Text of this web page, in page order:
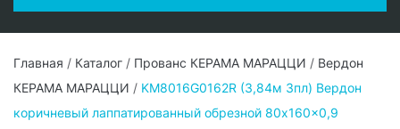
Главная / Каталог / Прованс КЕРАМА МАРАЦЦИ / Вердон
КЕРАМА МАРАЦЦИ / KM8016G0162R (3,84м 3пл) Вердон
коричневый лаппатированный обрезной 80x160x0,9